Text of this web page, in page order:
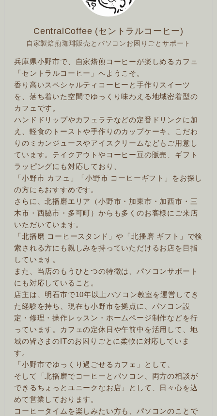
CentralCoffee (セントラルコーヒー)
自家製焙煎珈琲販売とパソコンお困りごとサポート
兵庫県小野市で、自家焙煎コーヒーが楽しめるカフェ
「セントラルコーヒー」へようこそ。
香り高いスペシャルティコーヒーと手作りスイーツ
を、落ち着いた空間でゆっくり味わえる地域密着型の
カフェです。
ハンドドリップやカフェラテなどの定番ドリンクに加
え、軽食のトーストや手作りのカップケーキ、こだわ
りのミカンジュースやアイスクリームなどもご用意し
ています。テイクアウトやコーヒー豆の販売、ギフト
ラッピングにも対応しており、
「小野市 カフェ」「小野市 コーヒーギフト」をお探し
の方にもおすすめです。
さらに、北播磨エリア（小野市・加東市・加西市・三
木市・西脇市・多可町）からも多くのお客様にご来店
いただいています。
「北播磨 コーヒースタンド」や「北播磨 ギフト」で検
索される方にも親しみを持っていただけるお店を目指
しています。
また、当店のもうひとつの特徴は、パソコンサポート
にも対応していること。
店主は、明石市で10年以上パソコン教室を運営してき
た経験を持ち、現在も小野市を拠点に、パソコン設
定・修理・操作レッスン・ホームページ制作などを行
っています。カフェの定休日や午前中を活用して、地
域の皆さまのITのお困りごとに柔軟に対応していま
す。
「小野市でゆっくり過ごせるカフェ」として、
そして「北播磨でコーヒーとパソコン、両方の相談が
できるちょっとユニークなお店」として、日々心を込
めて営業しております。
コーヒータイムを楽しみたい方も、パソコンのことで